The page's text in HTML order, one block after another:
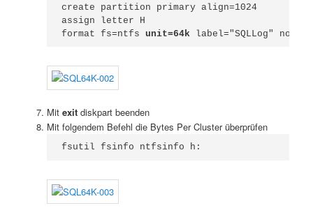
create partition primary align=1024
assign letter H
format fs=ntfs unit=64k label="SQLLog" nowait
Mit exitdiskpart beenden
Mit folgendem Befehl die Bytes Per Cluster überprüfen
fsutil fsinfo ntfsinfo h: